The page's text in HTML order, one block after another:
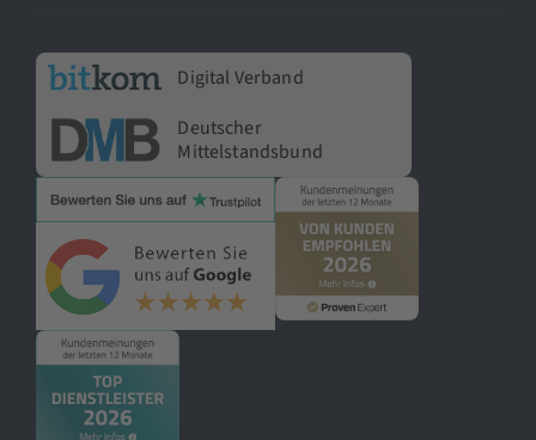
Digital Verband
Deutscher
Mittelstandsbund